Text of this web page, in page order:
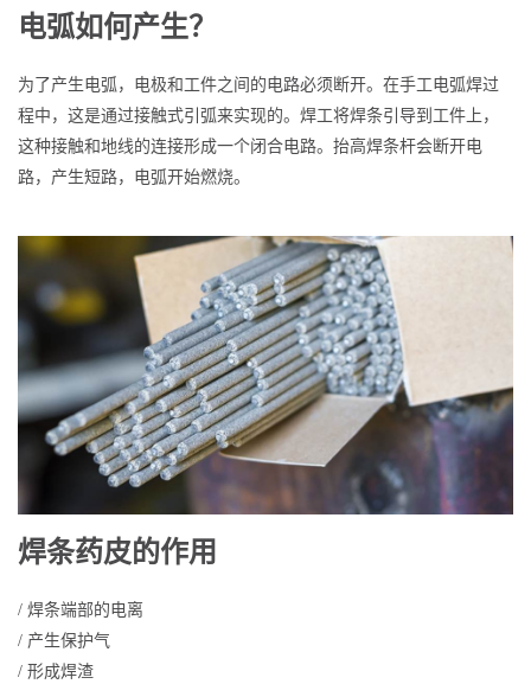
电弧如何产生？
为了产生电弧，电极和工件之间的电路必须断开。在手工电弧焊过
程中，这是通过接触式引弧来实现的。焊工将焊条引导到工件上，
这种接触和地线的连接形成一个闭合电路。抬高焊条杆会断开电
路，产生短路，电弧开始燃烧。
焊条药皮的作用
/ 焊条端部的电离
/ 产生保护气
/ 形成焊渣